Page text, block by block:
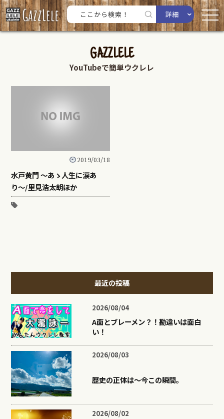
詳細
GAZZLELE
YouTubeで簡単ウクレレ
2019/03/18
水戸黄門 〜あゝ人生に涙あ
り〜/里見浩太朗ほか
最近の投稿
2026/08/04
A面とブレーメン？！勘違いは面白
い！
2026/08/03
歴史の正体は〜今この瞬間。
2026/08/02